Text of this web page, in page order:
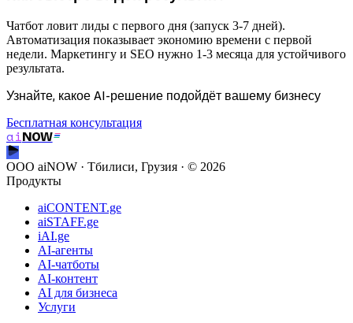
Чатбот ловит лиды с первого дня (запуск 3-7 дней).
Автоматизация показывает экономию времени с первой
недели. Маркетингу и SEO нужно 1-3 месяца для устойчивого
результата.
Узнайте, какое AI-решение подойдёт вашему бизнесу
Бесплатная консультация
aiNOW
ООО aiNOW · Тбилиси, Грузия · © 2026
Продукты
aiCONTENT.ge
aiSTAFF.ge
iAI.ge
AI-агенты
AI-чатботы
AI-контент
AI для бизнеса
Услуги